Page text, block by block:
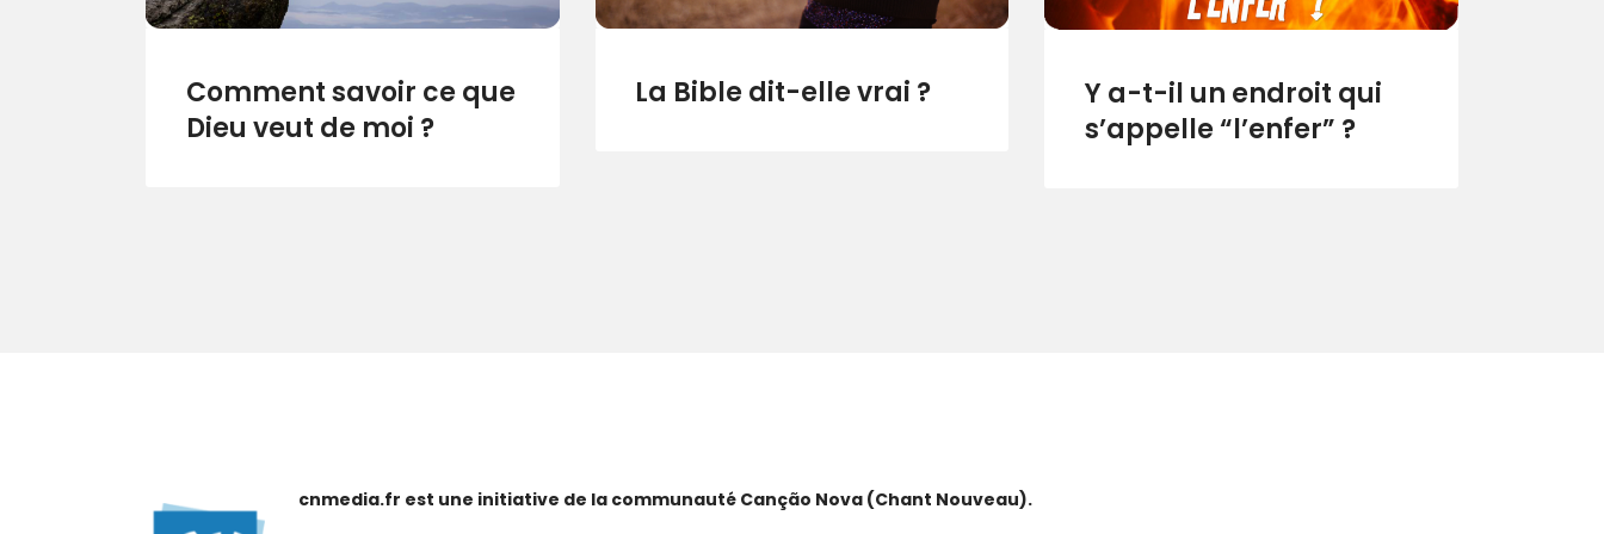
Comment savoir ce que
Dieu veut de moi ?
La Bible dit-elle vrai ?
Y a-t-il un endroit qui
s’appelle “l’enfer” ?
cnmedia.fr est une initiative de la communauté Canção Nova (Chant Nouveau).